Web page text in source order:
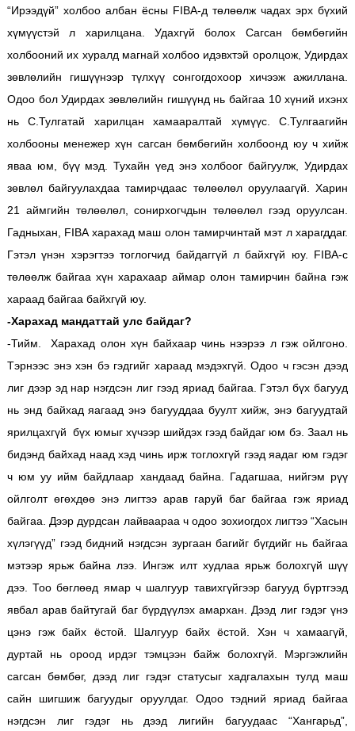
“Ирээдүй” холбоо албан ёсны FIBA-д төлөөлж чадах эрх бүхий
хүмүүстэй л харилцана. Удахгүй болох Сагсан бөмбөгийн
холбооний их хуралд магнай холбоо идэвхтэй оролцож, Удирдах
зөвлөлийн гишүүнээр түлхүү сонгогдохоор хичээж ажиллана.
Одоо бол Удирдах зөвлөлийн гишүүнд нь байгаа 10 хүний ихэнх
нь С.Тулгатай харилцан хамааралтай хүмүүс. С.Тулгаагийн
холбооны менежер хүн сагсан бөмбөгийн холбоонд юу ч хийж
яваа юм, бүү мэд. Тухайн үед энэ холбоог байгуулж, Удирдах
зөвлөл байгуулахдаа тамирчдаас төлөөлөл оруулаагүй. Харин
21 аймгийн төлөөлөл, сонирхогчдын төлөөлөл гээд оруулсан.
Гадныхан, FIBA харахад маш олон тамирчинтай мэт л харагддаг.
Гэтэл үнэн хэрэгтээ тоглогчид байдаггүй л байхгүй юу. FIBA-c
төлөөлж байгаа хүн харахаар аймар олон тамирчин байна гэж
хараад байгаа байхгүй юу.
-Харахад мандаттай улс байдаг?
-Тийм. Харахад олон хүн байхаар чинь нээрээ л гэж ойлгоно.
Тэрнээс энэ хэн бэ гэдгийг хараад мэдэхгүй. Одоо ч гэсэн дээд
лиг дээр эд нар нэгдсэн лиг гээд яриад байгаа. Гэтэл бүх багууд
нь энд байхад яагаад энэ багууддаа буулт хийж, энэ багуудтай
ярилцахгүй бүх юмыг хүчээр шийдэх гээд байдаг юм бэ. Заал нь
бидэнд байхад наад хэд чинь ирж тоглохгүй гээд яадаг юм гэдэг
ч юм уу ийм байдлаар хандаад байна. Гадагшаа, нийгэм рүү
ойлголт өгөхдөө энэ лигтээ арав гаруй баг байгаа гэж яриад
байгаа. Дээр дурдсан лайваараа ч одоо зохиогдох лигтээ “Хасын
хүлэгүүд” гээд бидний нэгдсэн зургаан багийг бүгдийг нь байгаа
мэтээр ярьж байна лээ. Ингэж илт худлаа ярьж болохгүй шүү
дээ. Тоо бөглөөд ямар ч шалгуур тавихгүйгээр багууд бүртгээд
явбал арав байтугай баг бүрдүүлэх амархан. Дээд лиг гэдэг үнэ
цэнэ гэж байх ёстой. Шалгуур байх ёстой. Хэн ч хамаагүй,
дуртай нь ороод ирдэг тэмцээн байж болохгүй. Мэргэжлийн
сагсан бөмбөг, дээд лиг гэдэг статусыг хадгалахын тулд маш
сайн шигшиж багуудыг оруулдаг. Одоо тэдний яриад байгаа
нэгдсэн лиг гэдэг нь дээд лигийн багуудаас “Хангарьд”,